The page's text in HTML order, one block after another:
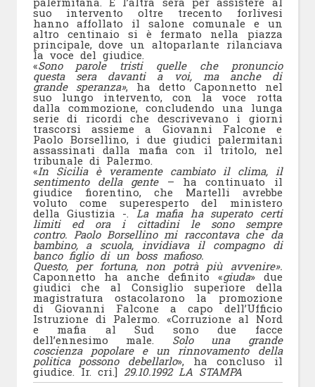
suo intervento oltre trecento forlivesi
hanno affollato il salone comunale e un
altro centinaio si è fermato nella piazza
principale, dove un altoparlante rilanciava
la voce del giudice.
«Sono parole tristi quelle che pronuncio
questa sera davanti a voi, ma anche di
grande speranza», ha detto Caponnetto nel
suo lungo intervento, con la voce rotta
dalla commozione, concludendo una lunga
serie di ricordi che descrivevano i giorni
trascorsi assieme a Giovanni Falcone e
Paolo Borsellino, i due giudici palermitani
assassinati dalla mafia con il tritolo, nel
tribunale di Palermo.
«In Sicilia è veramente cambiato il clima, il
sentimento della gente– ha continuato il
giudice fiorentino, che Martelli avrebbe
voluto come superesperto del ministero
della Giustizia -.La mafia ha superato certi
limiti ed ora i cittadini le sono sempre
contro. Paolo Borsellino mi raccontava che da
bambino, a scuola, invidiava il compagno di
banco figlio di un boss mafioso.
Questo, per fortuna, non potrà più avvenire».
Caponnetto ha anche definito «giuda» due
giudici che al Consiglio superiore della
magistratura ostacolarono la promozione
di Giovanni Falcone a capo dell’Ufficio
Istruzione di Palermo. «Corruzione al Nord
e mafia al Sud sono due facce
dell’ennesimo male. Solo una grande
coscienza popolare e un rinnovamento della
politica possono debellarlo», ha concluso il
giudice. Ir. cri.] 29.10.1992 LA STAMPA